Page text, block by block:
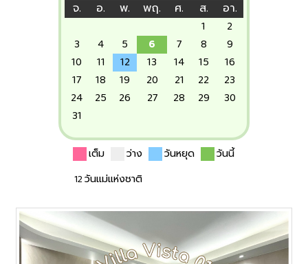
จ. อ. พ. พฤ. ศ. ส.
อา.
1
2
3
4 5 6 7 8
9
10
11 12 13 14 15
16
17
18 19 20 21 22
23
24
25 26 27 28 29
30
31
เต็ม ว่าง วันหยุด
วันนี้
12 วันแม่แห่งชาติ